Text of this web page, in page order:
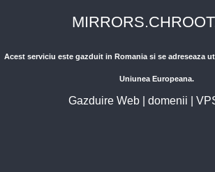
Acest serviciu este gazduit in Romania si se adreseaza
Uniunea Europeana.
Gazduire Web| domenii